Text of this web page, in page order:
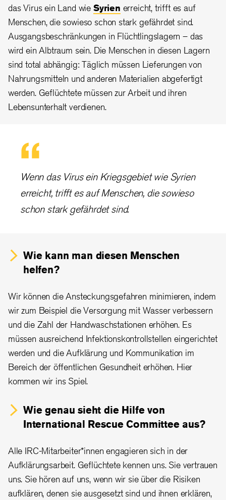
das Virus ein Land wie Syrien erreicht, trifft es auf
Menschen, die sowieso schon stark gefährdet sind.
Ausgangsbeschränkungen in Flüchtlingslagern – das
wird ein Albtraum sein. Die Menschen in diesen Lagern
sind total abhängig: Täglich müssen Lieferungen von
Nahrungsmitteln und anderen Materialien abgefertigt
werden. Geflüchtete müssen zur Arbeit und ihren
Lebensunterhalt verdienen.
Wenn das Virus ein Kriegsgebiet wie Syrien
erreicht, trifft es auf Menschen, die sowieso
schon stark gefährdet sind.
Wie kann man diesen Menschen
helfen?
Wir können die Ansteckungsgefahren minimieren, indem
wir zum Beispiel die Versorgung mit Wasser verbessern
und die Zahl der Handwaschstationen erhöhen. Es
müssen ausreichend Infektionskontrollstellen eingerichtet
werden und die Aufklärung und Kommunikation im
Bereich der öffentlichen Gesundheit erhöhen. Hier
kommen wir ins Spiel.
Wie genau sieht die Hilfe von
International Rescue Committee aus?
Alle IRC-Mitarbeiter*innen engagieren sich in der
Aufklärungsarbeit. Geflüchtete kennen uns. Sie vertrauen
uns. Sie hören auf uns, wenn wir sie über die Risiken
aufklären, denen sie ausgesetzt sind und ihnen erklären,